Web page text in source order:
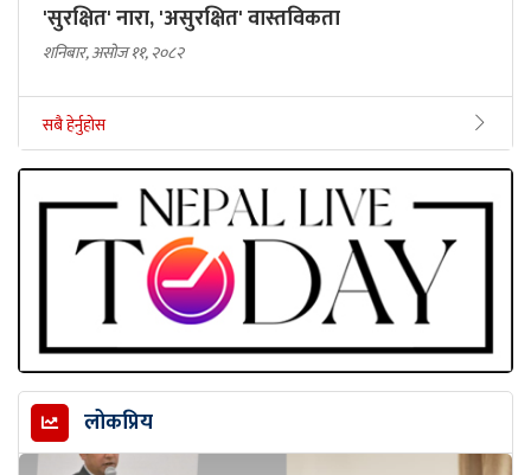
'सुरक्षित' नारा, 'असुरक्षित' वास्तविकता
शनिबार, असोज ११, २०८२
सबै हेर्नुहोस
लोकप्रिय